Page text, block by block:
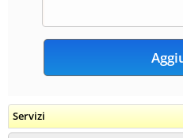
Servizi